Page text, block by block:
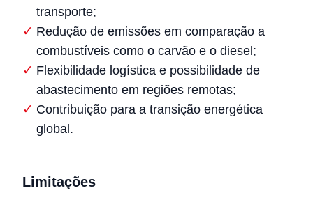
transporte;
Redução de emissões em comparação a
combustíveis como o carvão e o diesel;
Flexibilidade logística e possibilidade de
abastecimento em regiões remotas;
Contribuição para a transição energética
global.
Limitações